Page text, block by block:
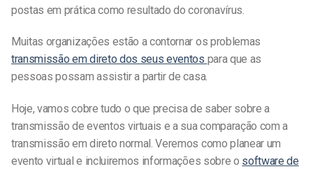
postas em prática como resultado do coronavírus.
Muitas organizações estão a contornar os problemas
transmissão em direto dos seus eventos para que as
pessoas possam assistir a partir de casa.
Hoje, vamoscobre tudo o que precisa de saber sobre a
transmissão de eventos virtuais e a sua comparação com a
transmissão em direto normal. Veremos como planear um
evento virtual e incluiremos informações sobre o software de